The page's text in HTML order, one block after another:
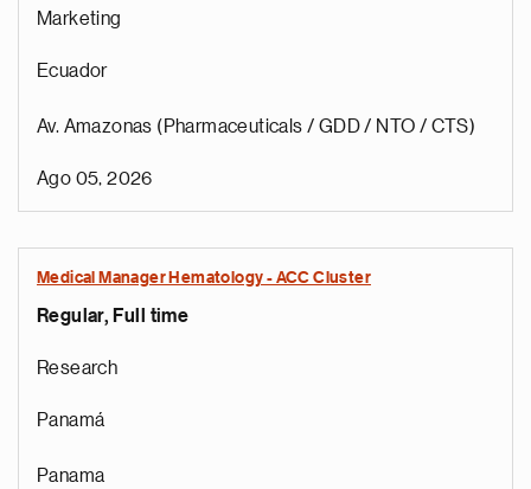
Marketing
Ecuador
Av. Amazonas (Pharmaceuticals / GDD / NTO / CTS)
Ago 05, 2026
Medical Manager Hematology - ACC Cluster
Regular, Full time
Research
Panamá
Panama